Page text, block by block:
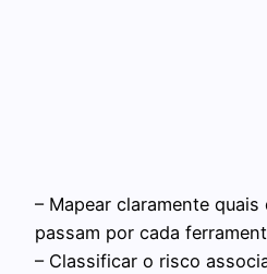
– Mapear claramente
passam por cada
– Classificar o risco